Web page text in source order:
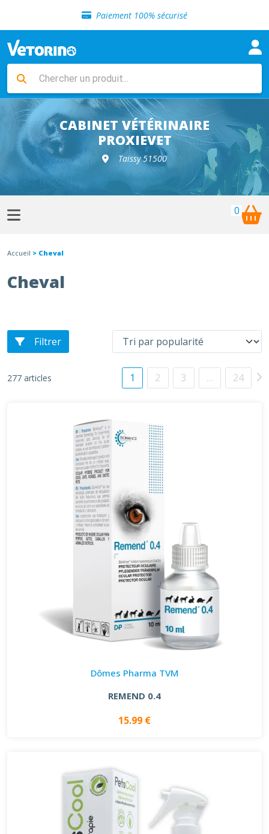
Paiement 100% sécurisé
Livraison gratuite en clinique vétérinaire
Sélection de croquettes vétérinaire
Livraison gratuite en clinique vétérinaire
Retour gratuit en clinique
Sélection de croquettes vétérinaire
CABINET VÉTÉRINAIRE
PROXIEVET
Taissy 51500
0
Accueil > Cheval
Cheval
Filtrer
277 articles 1 2 3 … 24
Dômes Pharma TVM
REMEND 0.4
15.99 €